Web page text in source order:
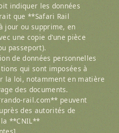
indiquer les données
que **Safari Rail
jour ou supprime, en
une copie d'une pièce
passeport).
de données personnelles
qui sont imposées à
la loi, notamment en matière
des documents.
rail.com** peuvent
des autorités de
**CNIL**